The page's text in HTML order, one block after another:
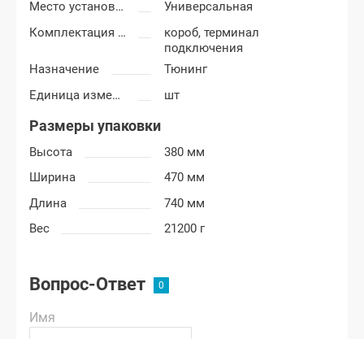
Место установки короба
Универсальная
Комплектация короба
короб, терминал
подключения
Назначение
Тюнинг
Единица измерения
шт
Размеры упаковки
Высота
380 мм
Ширина
470 мм
Длина
740 мм
Вес
21200 г
Вопрос-Ответ
Имя